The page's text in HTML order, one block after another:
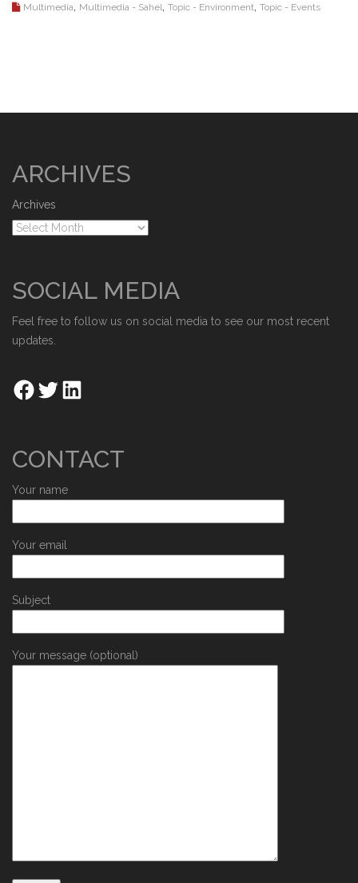
Multimedia Multimedia - Sahel Topic - Environment Topic - Events
ARCHIVES
Archives
SOCIAL MEDIA
Feel free to follow us on social media to see our most recent
updates.
CONTACT
Your name
Your email
Subject
Your message (optional)